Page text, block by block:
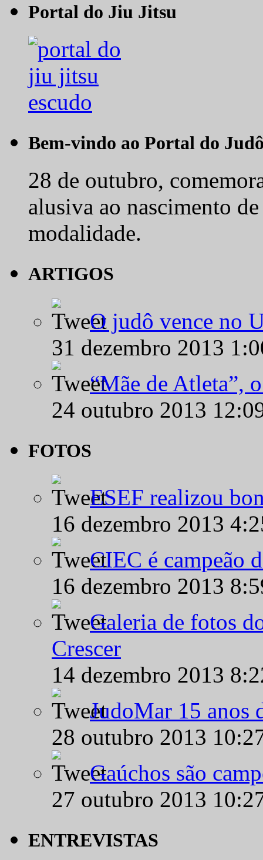
Portal do Jiu Jitsu
Bem-vindo ao Portal do
28 de outubro,
alusiva ao nascimento
modalidade.
ARTIGOS
O judô vence no
31 dezembro 2013
“Mãe de Atleta”,
24 outubro 2013
FOTOS
ESEF realizou
16 dezembro 2013
CIEC é campeão
16 dezembro 2013
Galeria de fotos
Crescer
14 dezembro 2013
JudoMar 15 anos
28 outubro 2013
Gaúchos são
27 outubro 2013
ENTREVISTAS